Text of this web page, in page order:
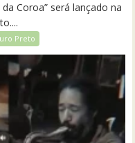
Coroa” será lançado na
Preto